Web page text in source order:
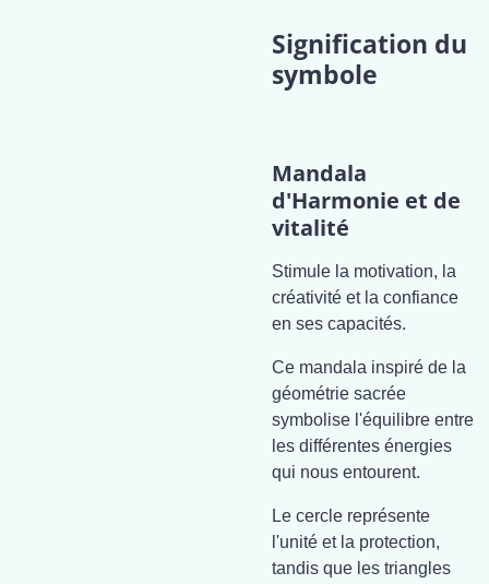
Signification du
symbole
Mandala
d'Harmonie et de
vitalité
Stimule la motivation, la
créativité et la confiance
en ses capacités.
Ce mandala inspiré de la
géométrie sacrée
symbolise l'équilibre entre
les différentes énergies
qui nous entourent.
Le cercle représente
l'unité et la protection,
tandis que les triangles